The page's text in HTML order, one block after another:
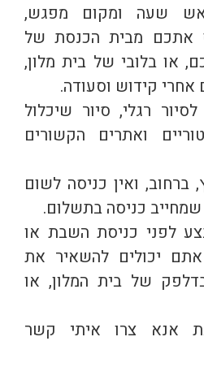
שעה ומקום מפגש,
אתכם מבית הכנסת של
או בלובי של בית מלון,
אחרי קידוש וסעודה.
רגלי, סיור שיכלול
ואתרים הקשורים
ברחוב, ואין כניסה לשום
כניסה בתשלום.
לפני כניסת השבת או
יכולים להשאיר את
של בית המלון, או
אנא צרו איתי קשר